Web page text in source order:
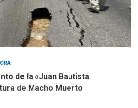
de la «Juan Bautista
de Macho Muerto